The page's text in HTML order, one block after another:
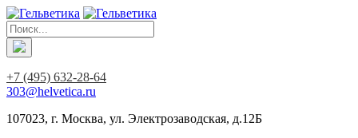
+7 (495) 632-28-64
303@helvetica.ru
107023, г. Москва, ул. Электрозаводская, д.12Б